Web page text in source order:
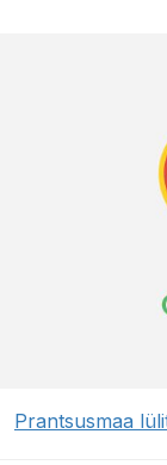
Prantsusmaa